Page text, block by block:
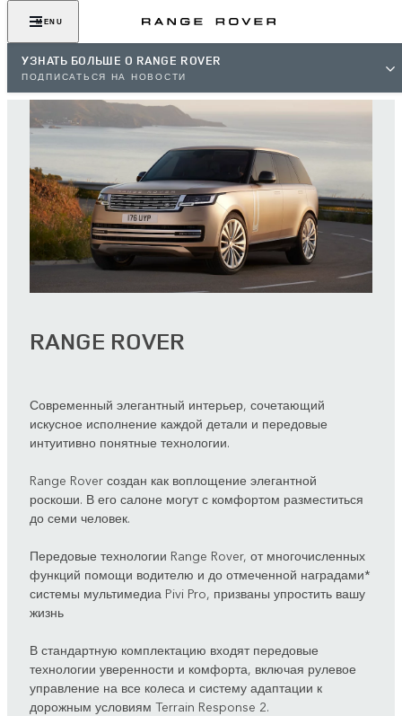
MENU
УЗНАТЬ БОЛЬШЕ О RANGE ROVER
ПОДПИСАТЬСЯ НА НОВОСТИ
RANGE ROVER
Современный элегантный интерьер, сочетающий
искусное исполнение каждой детали и передовые
интуитивно понятные технологии.
Range Rover создан как воплощение элегантной
роскоши. В его салоне могут с комфортом разместиться
до семи человек.
Передовые технологии Range Rover, от многочисленных
функций помощи водителю и до отмеченной наградами*
системы мультимедиа Pivi Pro, призваны упростить вашу
жизнь
В стандартную комплектацию входят передовые
технологии уверенности и комфорта, включая рулевое
управление на все колеса и систему адаптации к
дорожным условиям Terrain Response 2.